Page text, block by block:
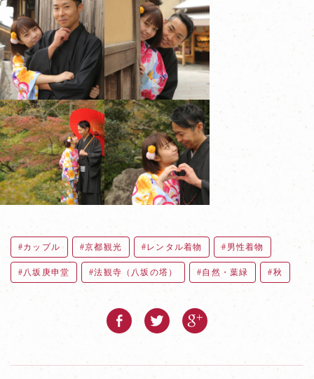
カップル 京都観光 レンタル着物 男性着物
八坂庚申堂 法観寺（八坂の塔） 自然・葉緑 秋